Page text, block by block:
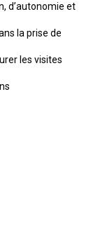
d’autonomie et
la prise de
les visites